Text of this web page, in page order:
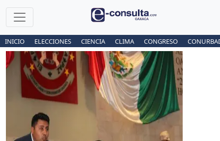
INICIO ELECCIONES CIENCIA CLIMA CONGRESO